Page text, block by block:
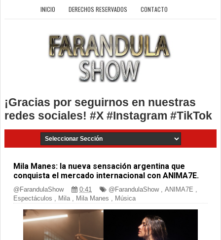
INICIO DERECHOS RESERVADOS CONTACTO
¡Gracias por seguirnos en nuestras
redes sociales! #X #Instagram #TikTok
Mila Manes: la nueva sensación argentina que
conquista el mercado internacional con ANIMA7E.
@FarandulaShow 0:41 @FarandulaShow, ANIMA7E
Espectáculos
Mila Mila Manes Música